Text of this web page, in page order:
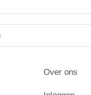
Over ons